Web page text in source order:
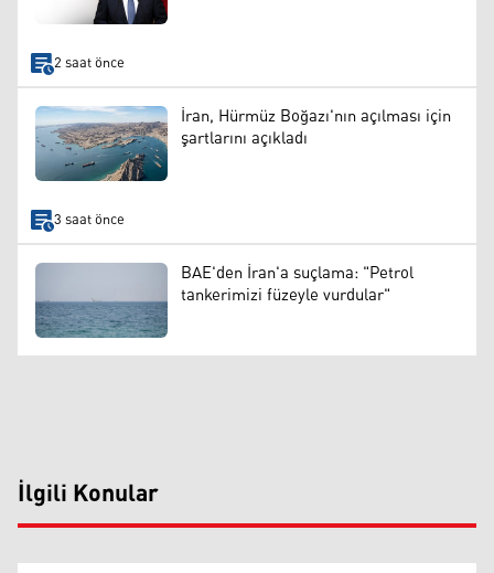
2 saat önce
İran, Hürmüz Boğazı'nın açılması için
şartlarını açıkladı
3 saat önce
BAE'den İran'a suçlama: "Petrol
tankerimizi füzeyle vurdular"
İlgili Konular